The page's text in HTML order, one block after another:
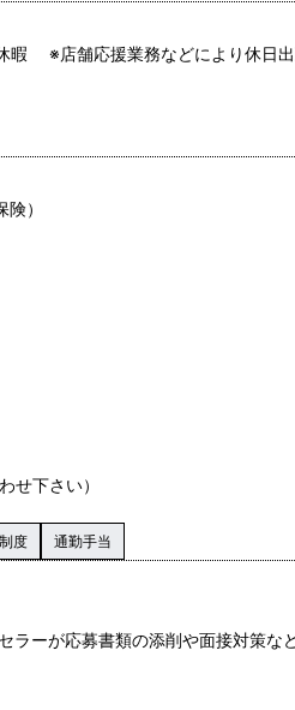
暇 ※店舗応援業務などにより休日
）
せ下さい）
度 通勤手当
ラーが応募書類の添削や面接対策な